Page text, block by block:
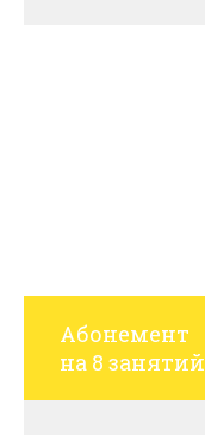
Абонемент
на 8 занятий